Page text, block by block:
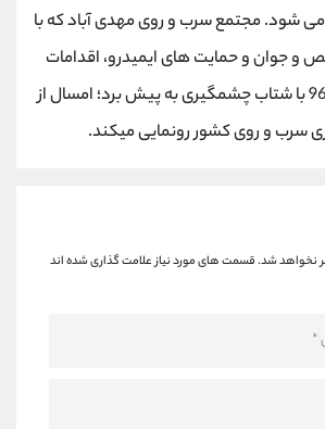
شود. مجتمع سرب و روی مهدی آباد که با
و جوان و حمایت های ایمیدرو، اقدامات
توسعه ای را از سال 96 با شتاب چشمگیری به پیش برد؛ امسال از
سرب و روی کشور رونمایی میکند.
نخواهد شد.قسمت های مورد نیاز علامت گذاری شده اند
021-22021030
90001030
@alireza.mehrabii
@alirezamehrabi_com
@alirezamehrabi_official